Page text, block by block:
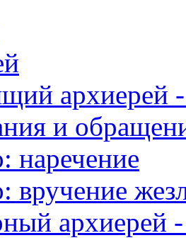
архиерей
и
наречение
вручение
архиерей